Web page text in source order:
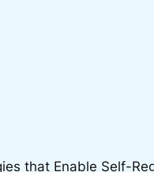
that Enable Self-